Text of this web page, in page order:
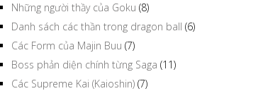
Những người thầy của Goku (8)
Danh sách các thần trong dragon ball (6)
Các Form của Majin Buu (7)
Boss phản diện chính từng Saga (11)
Các Supreme Kai (Kaioshin) (7)